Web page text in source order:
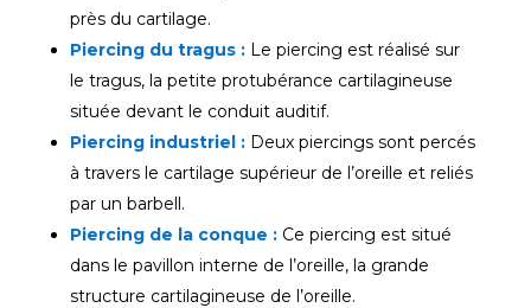
près du cartilage.
Piercing du tragus : Le piercing est réalisé sur
le tragus, la petite protubérance cartilagineuse
située devant le conduit auditif.
Piercing industriel : Deux piercings sont percés
à travers le cartilage supérieur de l’oreille et reliés
par un barbell.
Piercing de la conque : Ce piercing est situé
dans le pavillon interne de l’oreille, la grande
structure cartilagineuse de l’oreille.